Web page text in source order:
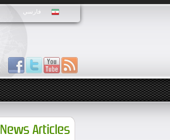
فارسي
News Articles